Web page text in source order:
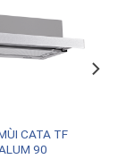
CATA TF
90